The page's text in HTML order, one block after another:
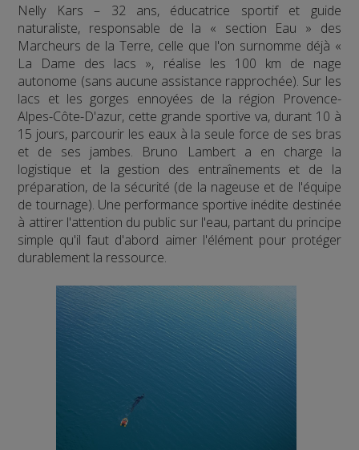
Nelly Kars – 32 ans, éducatrice sportif et guide
naturaliste, responsable de la « section Eau » des
Marcheurs de la Terre, celle que l'on surnomme déjà «
La Dame des lacs », réalise les 100 km de nage
autonome (sans aucune assistance rapprochée). Sur les
lacs et les gorges ennoyées de la région Provence-
Alpes-Côte-D'azur, cette grande sportive va, durant 10 à
15 jours, parcourir les eaux à la seule force de ses bras
et de ses jambes. Bruno Lambert a en charge la
logistique et la gestion des entraînements et de la
préparation, de la sécurité (de la nageuse et de l'équipe
de tournage). Une performance sportive inédite destinée
à attirer l'attention du public sur l'eau, partant du principe
simple qu'il faut d'abord aimer l'élément pour protéger
durablement la ressource.